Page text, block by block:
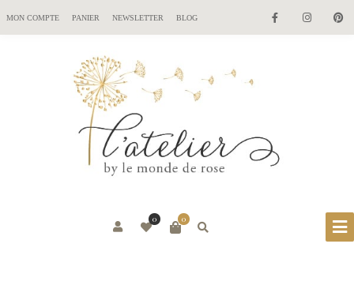
MON COMPTE PANIER NEWSLETTER BLOG
0
0